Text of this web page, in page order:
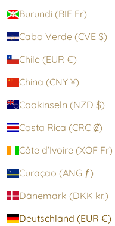
Burundi (BIF Fr)
Cabo Verde (CVE $)
Chile (EUR €)
China (CNY ¥)
Cookinseln (NZD $)
Costa Rica (CRC ₡)
Côte d’Ivoire (XOF Fr)
Curaçao (ANG ƒ)
Dänemark (DKK kr.)
Deutschland (EUR €)